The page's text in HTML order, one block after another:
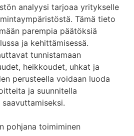
analyysi tarjoaa yritykselle
Tämä tieto
parempia päätöksiä
ja kehittämisessä.
tunnistamaan
heikkoudet, uhkat ja
perusteella voidaan luoda
ja suunnitella
pohjana toimiminen